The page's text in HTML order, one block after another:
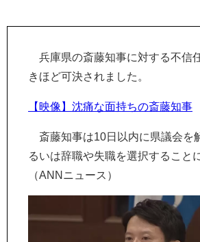
兵庫県の斎藤知事に対する不信
きほど可決されました。
【映像】沈痛な面持ちの斎藤知事
斎藤知事は10日以内に県議会を
るいは辞職や失職を選択すること
（ANNニュース）